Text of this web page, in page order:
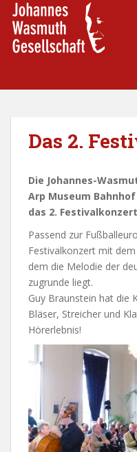
o
Das 2.
Die Johannes-
Arp Museum
das 2.
Passend zur
Festivalkonzert mit
dem die Melodie der
zugrunde liegt.
Guy Braunstein hat die
Bläser, Streicher und
Hörerlebnis!